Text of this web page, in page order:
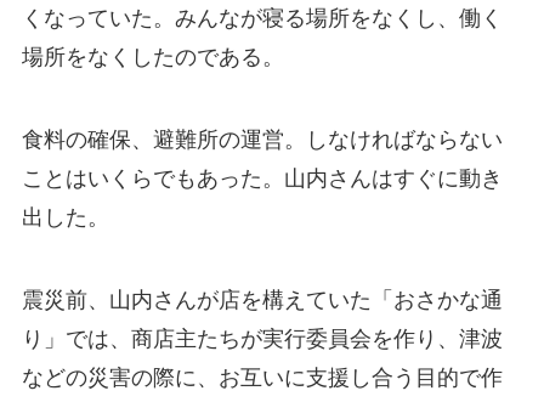
くなっていた。みんなが寝る場所をなくし、働く
場所をなくしたのである。
食料の確保、避難所の運営。しなければならない
ことはいくらでもあった。山内さんはすぐに動き
出した。
震災前、山内さんが店を構えていた「おさかな通
り」では、商店主たちが実行委員会を作り、津波
などの災害の際に、お互いに支援し合う目的で作